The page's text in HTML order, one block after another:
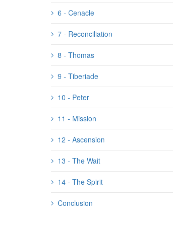
6 - Cenacle
7 - Reconciliation
8 - Thomas
9 - Tiberiade
10 - Peter
11 - Mission
12 - Ascension
13 - The Wait
14 - The Spirit
Conclusion